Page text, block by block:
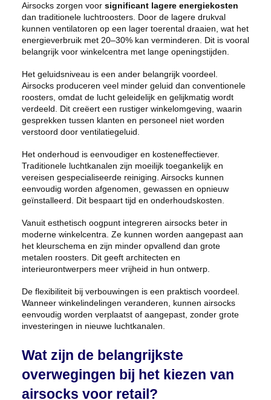
Airsocks zorgen voor significant lagere energiekosten
dan traditionele luchtroosters. Door de lagere drukval
kunnen ventilatoren op een lager toerental draaien, wat het
energieverbruik met 20–30% kan verminderen. Dit is vooral
belangrijk voor winkelcentra met lange openingstijden.
Het geluidsniveau is een ander belangrijk voordeel.
Airsocks produceren veel minder geluid dan conventionele
roosters, omdat de lucht geleidelijk en gelijkmatig wordt
verdeeld. Dit creëert een rustiger winkelomgeving, waarin
gesprekken tussen klanten en personeel niet worden
verstoord door ventilatiegeluid.
Het onderhoud is eenvoudiger en kosteneffectiever.
Traditionele luchtkanalen zijn moeilijk toegankelijk en
vereisen gespecialiseerde reiniging. Airsocks kunnen
eenvoudig worden afgenomen, gewassen en opnieuw
geïnstalleerd. Dit bespaart tijd en onderhoudskosten.
Vanuit esthetisch oogpunt integreren airsocks beter in
moderne winkelcentra. Ze kunnen worden aangepast aan
het kleurschema en zijn minder opvallend dan grote
metalen roosters. Dit geeft architecten en
interieurontwerpers meer vrijheid in hun ontwerp.
De flexibiliteit bij verbouwingen is een praktisch voordeel.
Wanneer winkelindelingen veranderen, kunnen airsocks
eenvoudig worden verplaatst of aangepast, zonder grote
investeringen in nieuwe luchtkanalen.
Wat zijn de belangrijkste
overwegingen bij het kiezen van
airsocks voor retail?